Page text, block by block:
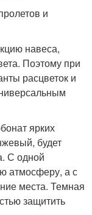
и
навеса,
Поэтому при
расцветок и
ярких
будет
С одной
атмосферу, а с
места. Темная
защитить